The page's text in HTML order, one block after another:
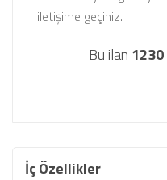
iletişime geçiniz.
Bu ilan 1230
İç Özellikler